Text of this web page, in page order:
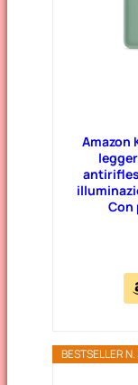
Amazon
Con
BESTSELLER N.